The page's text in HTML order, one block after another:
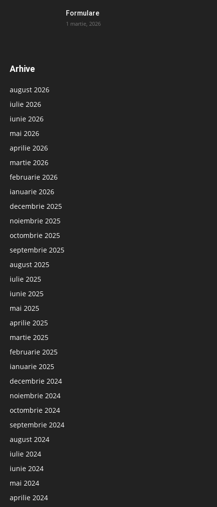
Formulare
1 martie, 2026
Arhive
august 2026
iulie 2026
iunie 2026
mai 2026
aprilie 2026
martie 2026
februarie 2026
ianuarie 2026
decembrie 2025
noiembrie 2025
octombrie 2025
septembrie 2025
august 2025
iulie 2025
iunie 2025
mai 2025
aprilie 2025
martie 2025
februarie 2025
ianuarie 2025
decembrie 2024
noiembrie 2024
octombrie 2024
septembrie 2024
august 2024
iulie 2024
iunie 2024
mai 2024
aprilie 2024